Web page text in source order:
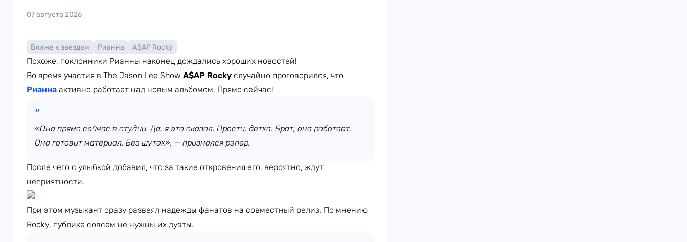
07 августа 2026
Ближе к звездам Рианна A$AP Rocky
Похоже, поклонники Рианны наконец дождались хороших новостей!
Во время участия в The Jason Lee Show A$AP Rocky случайно проговорился, что
Рианна активно работает над новым альбомом. Прямо сейчас!
«Она прямо сейчас в студии. Да, я это сказал. Прости, детка. Брат, она работает.
Она готовит материал. Без шуток», — признался рэпер.
После чего с улыбкой добавил, что за такие откровения его, вероятно, ждут
неприятности.
При этом музыкант сразу развеял надежды фанатов на совместный релиз. По мнению
Rocky, публике совсем не нужны их дуэты.